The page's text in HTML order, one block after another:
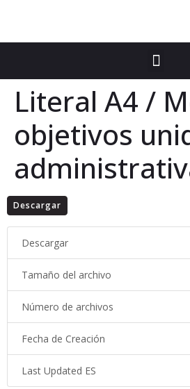
Literal A4 /
objetivos
Descargar
Descargar
Tamaño del archivo
Número de archivos
Fecha de Creación
Last Updated ES